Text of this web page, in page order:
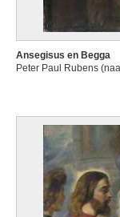
Ansegisus en Begga
Peter Paul Rubens